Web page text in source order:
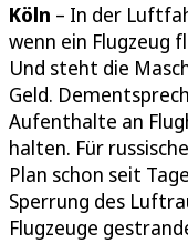
Köln – In der
wenn ein Flugzeug
Und steht die
Geld.
Aufenthalte an
halten. Für
Plan schon seit
Sperrung des
Flugzeuge